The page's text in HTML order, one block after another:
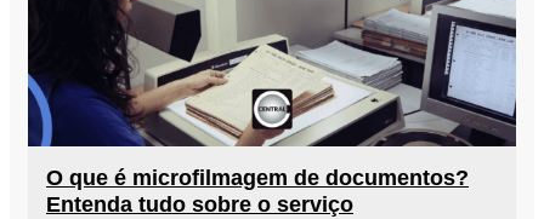
O que é microfilmagem de documentos?
Entenda tudo sobre o serviço